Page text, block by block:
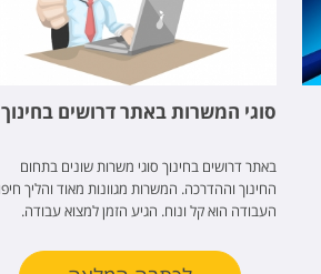
סוגי המשרות באתר דרושים בחינוך
באתר דרושים בחינוך סוגי משרות שונים בתחום
החינוך וההדרכה. המשרות מגוונות מאוד והליך
העבודה הוא קל ונוח. הגיע הזמן למצוא עבודה.